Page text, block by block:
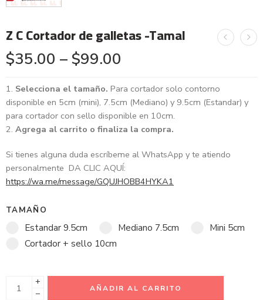
Z C Cortador de galletas -Tamal
$35.00 – $99.00
Selecciona el tamaño. Para cortador solo contorno
disponible en 5cm (mini), 7.5cm (Mediano) y 9.5cm (Estandar) y
para cortador con sello disponible en 10cm.
Agrega al carrito o finaliza la compra.
Si tienes alguna duda escríbeme al WhatsApp y te atiendo
personalmente DA CLIC AQUÍ:
https://wa.me/message/GQUJHOBB4HYKA1
TAMAÑO
Estandar 9.5cm Mediano 7.5cm
Mini 5cm
Cortador + sello 10cm
+
−
AÑADIR AL CARRITO